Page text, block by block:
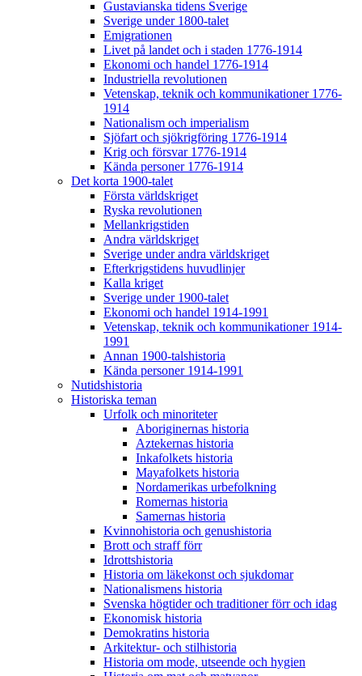
Gustavianska tidens Sverige
Sverige under 1800-talet
Emigrationen
Livet på landet och i staden 1776-1914
Ekonomi och handel 1776-1914
Industriella revolutionen
Vetenskap, teknik och kommunikationer 1776-
1914
Nationalism och imperialism
Sjöfart och sjökrigföring 1776-1914
Krig och försvar 1776-1914
Kända personer 1776-1914
Det korta 1900-talet
Första världskriget
Ryska revolutionen
Mellankrigstiden
Andra världskriget
Sverige under andra världskriget
Efterkrigstidens huvudlinjer
Kalla kriget
Sverige under 1900-talet
Ekonomi och handel 1914-1991
Vetenskap, teknik och kommunikationer 1914-
1991
Annan 1900-talshistoria
Kända personer 1914-1991
Nutidshistoria
Historiska teman
Urfolk och minoriteter
Aboriginernas historia
Aztekernas historia
Inkafolkets historia
Mayafolkets historia
Nordamerikas urbefolkning
Romernas historia
Samernas historia
Kvinnohistoria och genushistoria
Brott och straff förr
Idrottshistoria
Historia om läkekonst och sjukdomar
Nationalismens historia
Svenska högtider och traditioner förr och idag
Ekonomisk historia
Demokratins historia
Arkitektur- och stilhistoria
Historia om mode, utseende och hygien